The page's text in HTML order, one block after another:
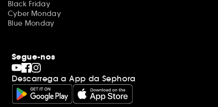
Black Friday
Cyber Monday
Blue Monday
Segue-nos
Descarrega a App da Sephora